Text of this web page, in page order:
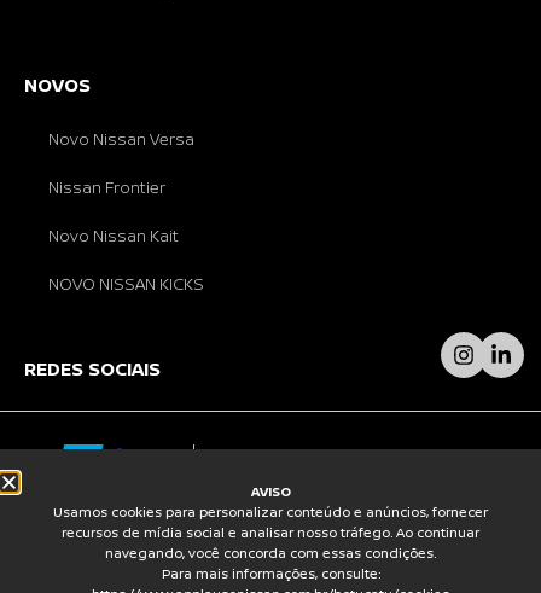
NOVOS
Novo Nissan Versa
Nissan Frontier
Novo Nissan Kait
NOVO NISSAN KICKS
REDES SOCIAIS
© GRUPO APPLÀUSO 2026 – AJUSTES NO SITE
REALIZADOS POR INFOTECHJS.
AVISO
Usamos cookies para personalizar conteúdo e anúncios, fornecer
recursos de mídia social e analisar nosso tráfego. Ao continuar
navegando, você concorda com essas condições.
Para mais informações, consulte: